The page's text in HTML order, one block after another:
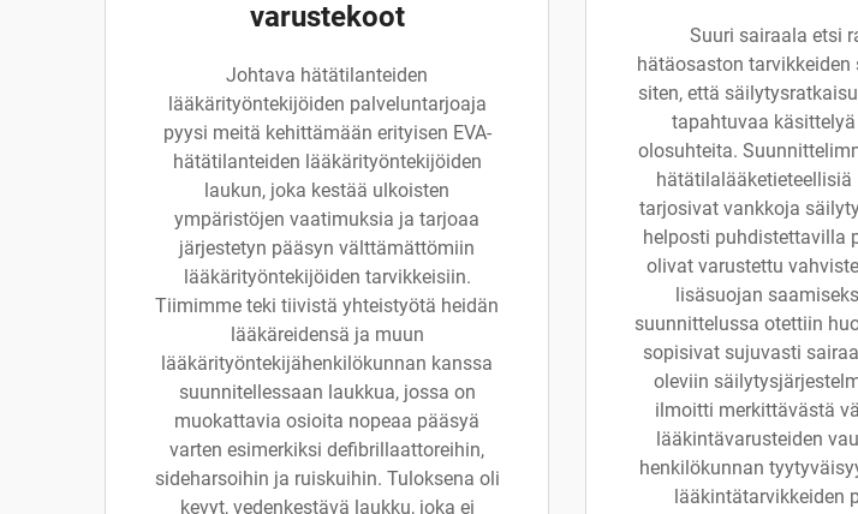
varustekoot
Johtava hätätilanteiden
lääkärityöntekijöiden palveluntarjoaja
pyysi meitä kehittämään erityisen EVA-
hätätilanteiden lääkärityöntekijöiden
laukun, joka kestää ulkoisten
ympäristöjen vaatimuksia ja tarjoaa
järjestetyn pääsyn välttämättömiin
lääkärityöntekijöiden tarvikkeisiin.
Tiimimme teki tiivistä yhteistyötä heidän
lääkäreidensä ja muun
lääkärityöntekijähenkilökunnan kanssa
suunnitellessaan laukkua, jossa on
muokattavia osioita nopeaa pääsyä
varten esimerkiksi defibrillaattoreihin,
sideharsoihin ja ruiskuihin. Tuloksena oli
kevyt, vedenkestävä laukku, joka ei
Suuri sairaala etsi
hätäosaston tarvikkeiden
siten, että
tapahtuvaa
olosuhteita.
hätätilalääketieteellisiä
tarjosivat vankkoja
helposti puhdistettavilla
olivat varustettu
lisäsuojan
suunnittelussa otettiin
sopisivat sujuvasti
oleviin
ilmoitti merkittävästä
lääkintävarusteiden
henkilökunnan
lääkintätarvikkeiden